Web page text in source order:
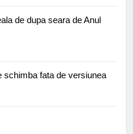
de dupa seara de Anul
schimba fata de versiunea